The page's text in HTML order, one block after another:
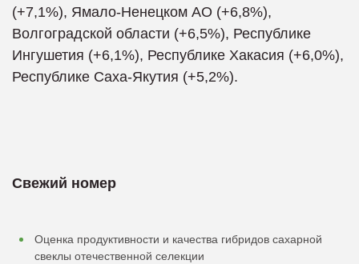
(+7,1%), Ямало-Ненецком АО (+6,8%),
Волгоградской области (+6,5%), Республике
Ингушетия (+6,1%), Республике Хакасия (+6,0%),
Республике Саха-Якутия (+5,2%).
Свежий номер
Оценка продуктивности и качества гибридов сахарной
свеклы отечественной селекции